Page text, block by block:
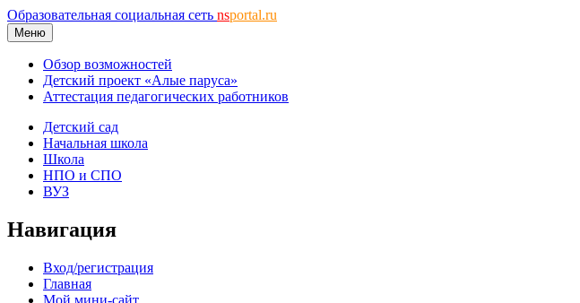
Образовательная социальная сеть nsportal.ru
Меню
Обзор возможностей
Детский проект «Алые паруса»
Аттестация педагогических работников
Детский сад
Начальная школа
Школа
НПО и СПО
ВУЗ
Навигация
Вход/регистрация
Главная
Мой мини-сайт